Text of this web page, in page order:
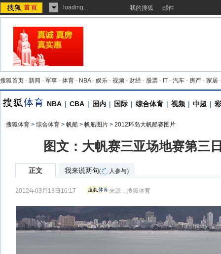
loading... 我的搜狐 邮件
搜狐首页 - 新闻 - 军事 - 体育 - NBA- 娱乐 - 视频 - 财经 - 股票 - IT - 汽车 - 房产 - 家居
NBA | CBA | 国内 | 国际 | 综合体育 | 视频 | 中超 |
搜狐体育 > 综合体育 > 帆船 > 帆船图片 > 2012环岛大帆船赛图片
图文：大帆赛三亚场地赛第三
正文 我来说两句( 人参与)
2012年03月13日16:17 来源：搜狐体育